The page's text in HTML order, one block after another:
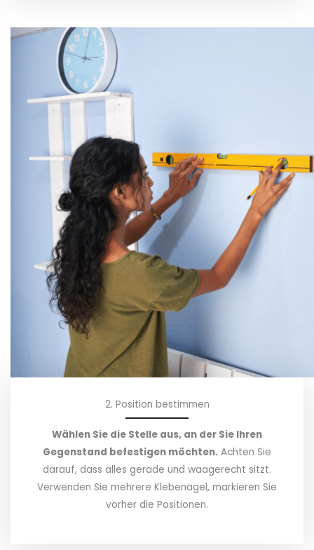
2. Position bestimmen
Wählen Sie die Stelle aus, an der Sie Ihren
Gegenstand befestigen möchten. Achten Sie
darauf, dass alles gerade und waagerecht sitzt.
Verwenden Sie mehrere Klebenägel, markieren Sie
vorher die Positionen.